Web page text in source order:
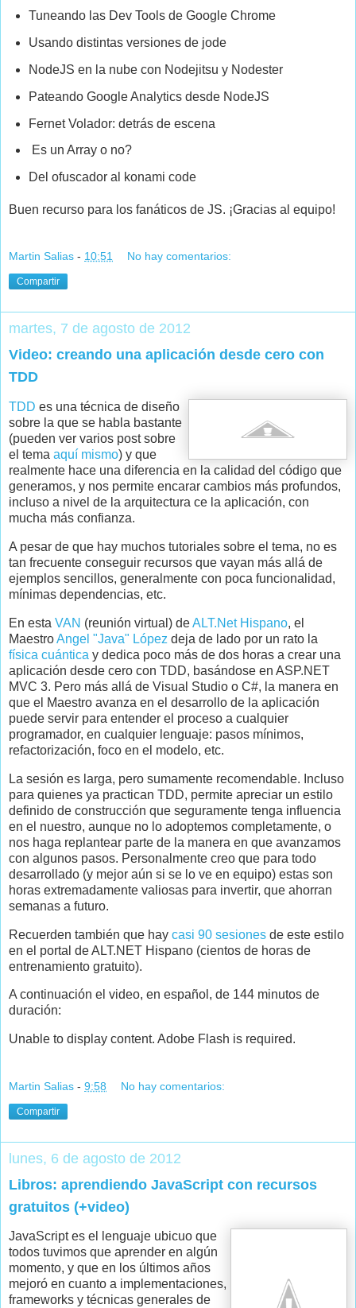
Tuneando las Dev Tools de Google Chrome
Usando distintas versiones de jode
NodeJS en la nube con Nodejitsu y Nodester
Pateando Google Analytics desde NodeJS
Fernet Volador: detrás de escena
Es un Array o no?
Del ofuscador al konami code
Buen recurso para los fanáticos de JS. ¡Gracias al equipo!
Martin Salias - 10:51 No hay comentarios:
Compartir
martes, 7 de agosto de 2012
Video: creando una aplicación desde cero con
TDD
TDD es una técnica de diseño
sobre la que se habla bastante
(pueden ver varios post sobre
el tema aquí mismo) y que
realmente hace una diferencia en la calidad del código que
generamos, y nos permite encarar cambios más profundos,
incluso a nivel de la arquitectura ce la aplicación, con
mucha más confianza.
A pesar de que hay muchos tutoriales sobre el tema, no es
tan frecuente conseguir recursos que vayan más allá de
ejemplos sencillos, generalmente con poca funcionalidad,
mínimas dependencias, etc.
En esta VAN (reunión virtual) deALT.Net Hispano, el
MaestroAngel "Java" López deja de lado por un rato la
física cuántica y dedica poco más de dos horas a crear una
aplicación desde cero con TDD, basándose en ASP.NET
MVC 3. Pero más allá de Visual Studio o C#, la manera en
que el Maestro avanza en el desarrollo de la aplicación
puede servir para entender el proceso a cualquier
programador, en cualquier lenguaje: pasos mínimos,
refactorización, foco en el modelo, etc.
La sesión es larga, pero sumamente recomendable. Incluso
para quienes ya practican TDD, permite apreciar un estilo
definido de construcción que seguramente tenga influencia
en el nuestro, aunque no lo adoptemos completamente, o
nos haga replantear parte de la manera en que avanzamos
con algunos pasos. Personalmente creo que para todo
desarrollado (y mejor aún si se lo ve en equipo) estas son
horas extremadamente valiosas para invertir, que ahorran
semanas a futuro.
Recuerden también que hay casi 90 sesiones de este estilo
en el portal de ALT.NET Hispano (cientos de horas de
entrenamiento gratuito).
A continuación el video, en español, de 144 minutos de
duración:
Unable to display content. Adobe Flash is required.
Martin Salias - 9:58 No hay comentarios:
Compartir
lunes, 6 de agosto de 2012
Libros: aprendiendo JavaScript con recursos
gratuitos (+video)
JavaScript es el lenguaje ubicuo que
todos tuvimos que aprender en algún
momento, y que en los últimos años
mejoró en cuanto a implementaciones,
frameworks y técnicas generales de